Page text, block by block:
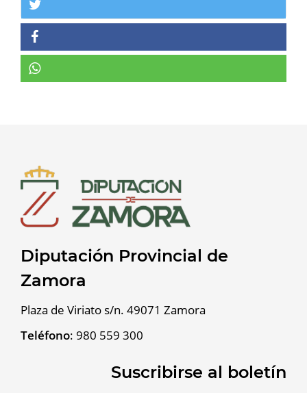
Diputación Provincial de
Zamora
Plaza de Viriato s/n. 49071 Zamora
Teléfono: 980 559 300
Suscribirse al boletín